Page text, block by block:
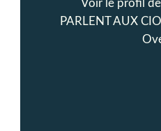
Voir le profil de
PARLENT AUX